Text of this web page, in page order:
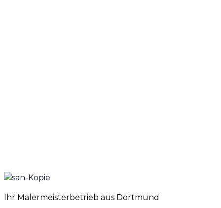
Ihr Malermeisterbetrieb aus Dortmund